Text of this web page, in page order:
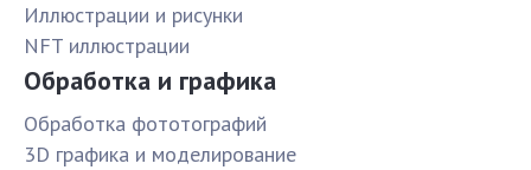
Иллюстрации и рисунки
NFT иллюстрации
Обработка и графика
Обработка фототографий
3D графика и моделирование